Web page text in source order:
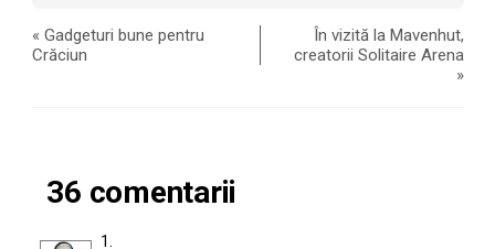
«Gadgeturi bune pentru
Crăciun
În vizită la Mavenhut,
creatorii Solitaire Arena
»
36 comentarii